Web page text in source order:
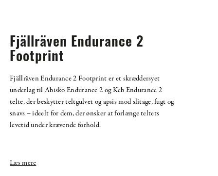
Fjällräven Endurance 2
Footprint
Fjällräven Endurance 2 Footprint er et skræddersyet
underlag til Abisko Endurance 2 og Keb Endurance 2
telte, der beskytter teltgulvet og apsis mod slitage, fugt og
snavs – ideelt for dem, der ønsker at forlænge teltets
levetid under krævende forhold.
Læs mere